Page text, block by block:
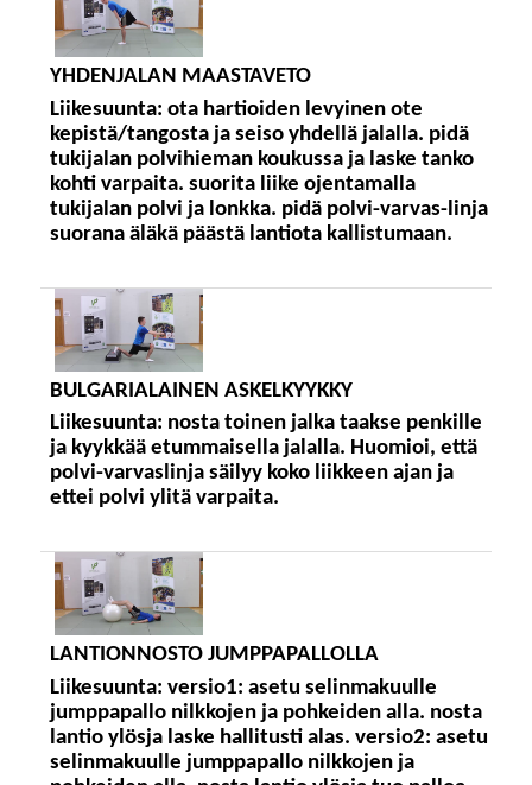
YHDENJALAN MAASTAVETO
Liikesuunta:ota hartioiden levyinen ote
kepistä/tangosta ja seiso yhdellä jalalla. pidä
tukijalan polvihieman koukussa ja laske tanko
kohti varpaita. suorita liike ojentamalla
tukijalan polvi ja lonkka. pidä polvi-varvas-linja
suorana äläkä päästä lantiota kallistumaan.
BULGARIALAINEN ASKELKYYKKY
Liikesuunta: nosta toinen jalka taakse penkille
ja kyykkää etummaisella jalalla. Huomioi, että
polvi-varvaslinja säilyy koko liikkeen ajan ja
ettei polvi ylitä varpaita.
LANTIONNOSTO JUMPPAPALLOLLA
Liikesuunta:versio1: asetu selinmakuulle
jumppapallo nilkkojen ja pohkeiden alla. nosta
lantio ylösja laske hallitusti alas. versio2: asetu
selinmakuulle jumppapallo nilkkojen ja